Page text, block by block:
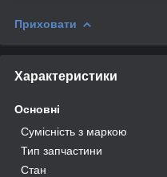
Приховати
Характеристики
Основні
Сумісність з маркою
Тип запчастини
Стан